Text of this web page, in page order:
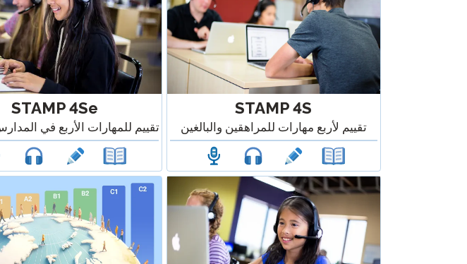
STAMP 4S
تقييم لأربع مهارات للمراهقين والبالغين
STAMP 4Se
تقييم للمهارات الأربع في المدارس